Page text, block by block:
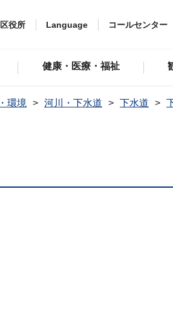
区役所 Language コールセンター
健康・医療・福祉
環境 河川・下水道 下水道